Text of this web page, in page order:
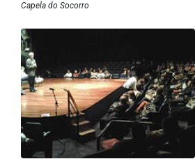
Capela do Socorro